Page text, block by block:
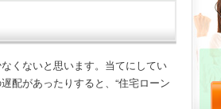
くないと思います。当てにしてい
配があったりすると、“住宅ローン